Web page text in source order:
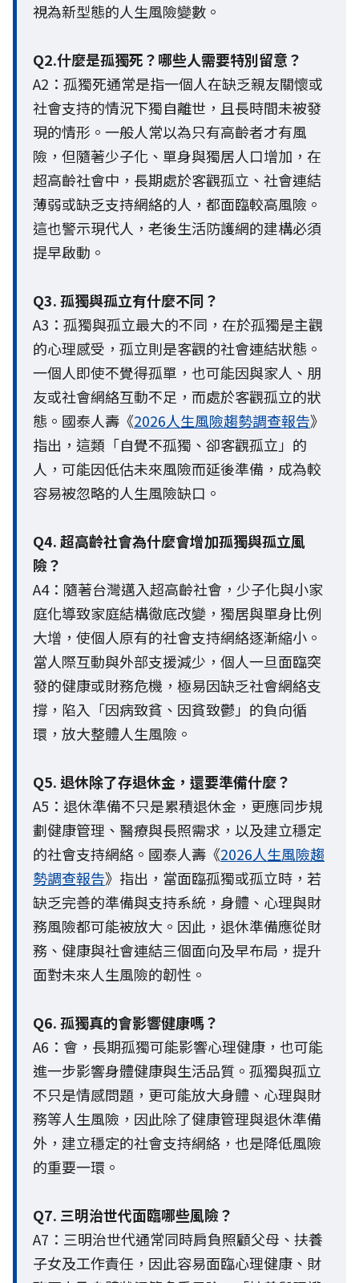
視為新型態的人生風險變數。
Q2.什麼是孤獨死？哪些人需要特別留意？
A2：孤獨死通常是指一個人在缺乏親友關懷或
社會支持的情況下獨自離世，且長時間未被發
現的情形。一般人常以為只有高齡者才有風
險，但隨著少子化、單身與獨居人口增加，在
超高齡社會中，長期處於客觀孤立、社會連結
薄弱或缺乏支持網絡的人，都面臨較高風險。
這也警示現代人，老後生活防護網的建構必須
提早啟動。
Q3. 孤獨與孤立有什麼不同？
A3：孤獨與孤立最大的不同，在於孤獨是主觀
的心理感受，孤立則是客觀的社會連結狀態。
一個人即使不覺得孤單，也可能因與家人、朋
友或社會網絡互動不足，而處於客觀孤立的狀
態。國泰人壽《2026人生風險趨勢調查報告》
指出，這類「自覺不孤獨、卻客觀孤立」的
人，可能因低估未來風險而延後準備，成為較
容易被忽略的人生風險缺口。
Q4. 超高齡社會為什麼會增加孤獨與孤立風
險？
A4：隨著台灣邁入超高齡社會，少子化與小家
庭化導致家庭結構徹底改變，獨居與單身比例
大增，使個人原有的社會支持網絡逐漸縮小。
當人際互動與外部支援減少，個人一旦面臨突
發的健康或財務危機，極易因缺乏社會網絡支
撐，陷入「因病致貧、因貧致鬱」的負向循
環，放大整體人生風險。
Q5. 退休除了存退休金，還要準備什麼？
A5：退休準備不只是累積退休金，更應同步規
劃健康管理、醫療與長照需求，以及建立穩定
的社會支持網絡。國泰人壽《2026人生風險趨
勢調查報告》指出，當面臨孤獨或孤立時，若
缺乏完善的準備與支持系統，身體、心理與財
務風險都可能被放大。因此，退休準備應從財
務、健康與社會連結三個面向及早布局，提升
面對未來人生風險的韌性。
Q6. 孤獨真的會影響健康嗎？
A6：會，長期孤獨可能影響心理健康，也可能
進一步影響身體健康與生活品質。孤獨與孤立
不只是情感問題，更可能放大身體、心理與財
務等人生風險，因此除了健康管理與退休準備
外，建立穩定的社會支持網絡，也是降低風險
的重要一環。
Q7. 三明治世代面臨哪些風險？
A7：三明治世代通常同時肩負照顧父母、扶養
子女及工作責任，因此容易面臨心理健康、財